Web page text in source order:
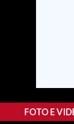
#CARAUNIONE
FOTO E